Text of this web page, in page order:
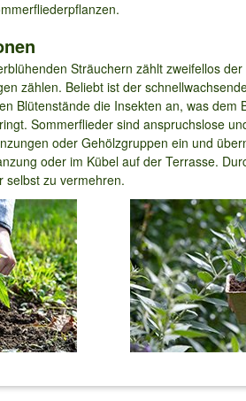
Sträuchern zählt zweifellos
zählen. Beliebt ist der
Blütenstände die Insekten an, was
Sommerflieder sind anspruchslose
oder Gehölzgruppen ein und
oder im Kübel auf der Terrasse.
selbst zu vermehren.